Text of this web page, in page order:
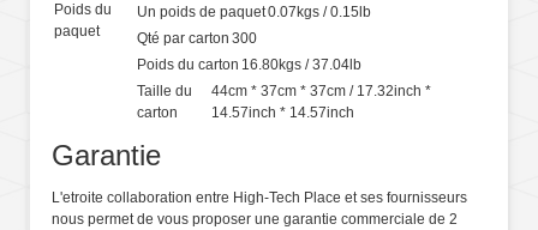
Poids du
paquet
Un poids de paquet0.07kgs / 0.15lb
Qté par carton 300
Poids du carton 16.80kgs / 37.04lb
Taille du
carton
44cm * 37cm * 37cm / 17.32inch *
14.57inch * 14.57inch
Garantie
L'etroite collaboration entre High-Tech Place et ses fournisseurs
nous permet de vous proposer une garantie commerciale de 2